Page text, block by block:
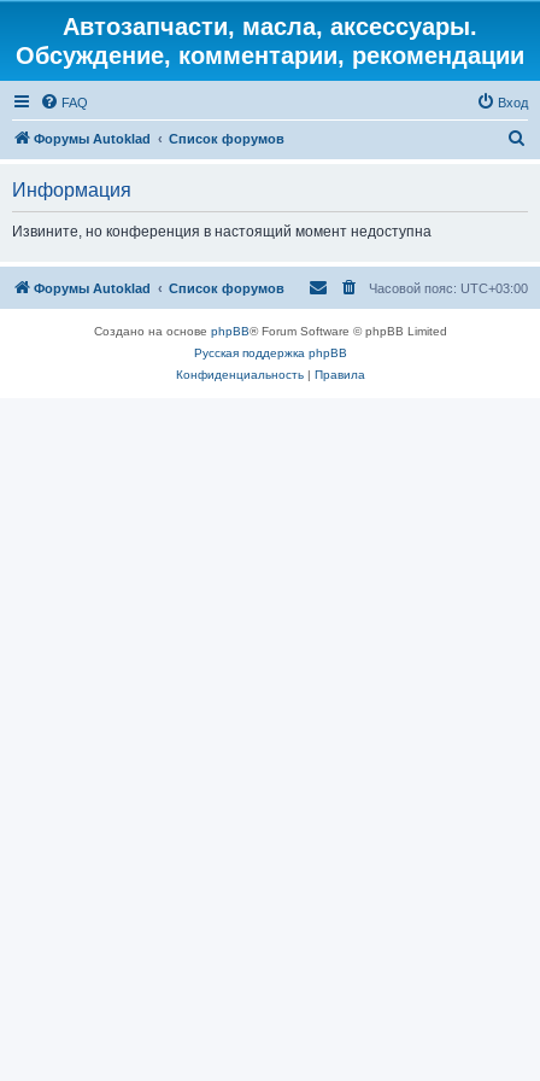
Автозапчасти, масла, аксессуары.
Обсуждение, комментарии, рекомендации
FAQ Вход
Форумы Autoklad Список форумов
Информация
Извините, но конференция в настоящий момент недоступна
Форумы Autoklad Список форумов Часовой пояс: UTC+03:00
Создано на основе phpBB® Forum Software © phpBB Limited
Русская поддержка phpBB
Конфиденциальность| Правила